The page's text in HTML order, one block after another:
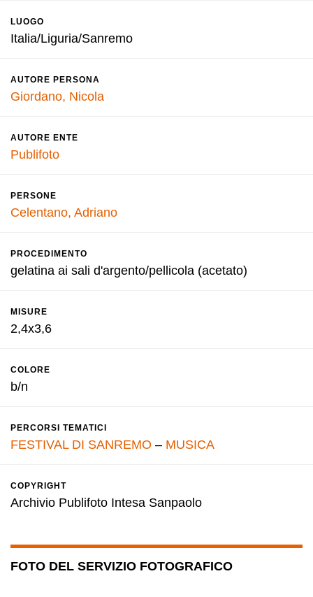
LUOGO
Italia/Liguria/Sanremo
AUTORE PERSONA
Giordano, Nicola
AUTORE ENTE
Publifoto
PERSONE
Celentano, Adriano
PROCEDIMENTO
gelatina ai sali d'argento/pellicola (acetato)
MISURE
2,4x3,6
COLORE
b/n
PERCORSI TEMATICI
FESTIVAL DI SANREMO – MUSICA
COPYRIGHT
Archivio Publifoto Intesa Sanpaolo
FOTO DEL SERVIZIO FOTOGRAFICO